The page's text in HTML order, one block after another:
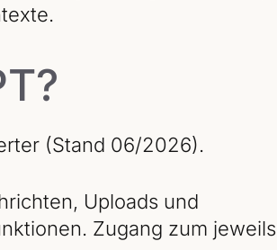
(Stand 06/2026).
Uploads und
Zugang zum jeweils